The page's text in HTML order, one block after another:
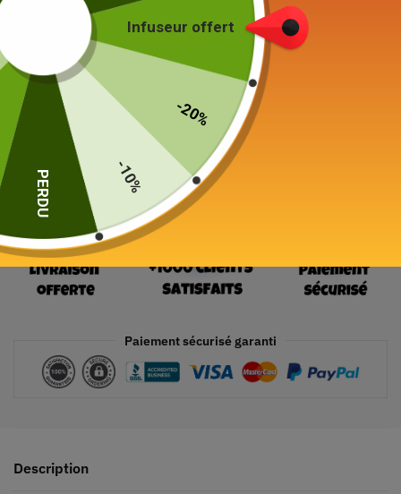
24 en stock
Ajouter au panier
Paiement sécurisé garanti
Description
Infuseur offert
-20%
-10%
PERDU